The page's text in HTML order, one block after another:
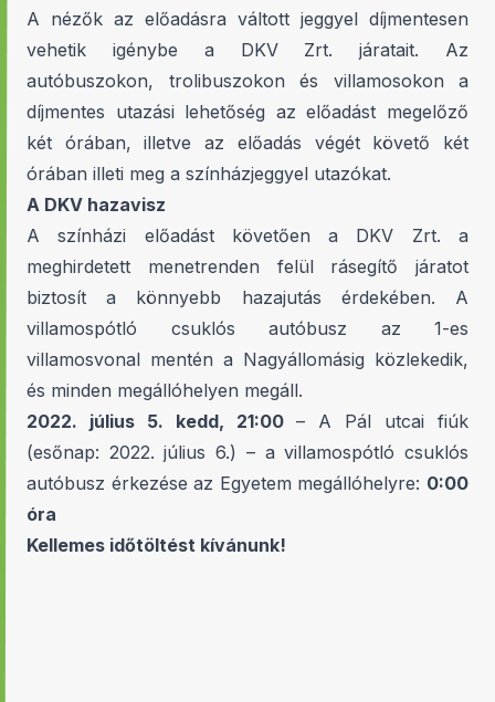
A nézők az előadásra váltott jeggyel díjmentesen
vehetik igénybe a DKV Zrt. járatait. Az
autóbuszokon, trolibuszokon és villamosokon a
díjmentes utazási lehetőség az előadást megelőző
két órában, illetve az előadás végét követő két
órában illeti meg a színházjeggyel utazókat.
A DKV hazavisz
A színházi előadást követően a DKV Zrt. a
meghirdetett menetrenden felül rásegítő járatot
biztosít a könnyebb hazajutás érdekében. A
villamospótló csuklós autóbusz az 1-es
villamosvonal mentén a Nagyállomásig közlekedik,
és minden megállóhelyen megáll.
2022. július 5. kedd, 21:00– A Pál utcai fiúk
(esőnap: 2022. július 6.) – a villamospótló csuklós
autóbusz érkezése az Egyetem megállóhelyre: 0:00
óra
Kellemes időtöltést kívánunk!